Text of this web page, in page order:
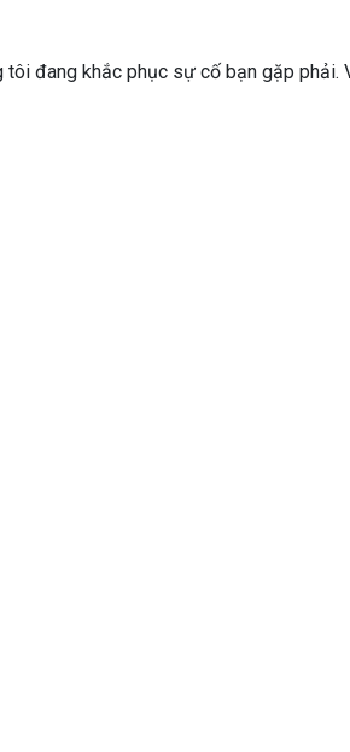
tôi đang khắc phục sự cố bạn gặp phải.